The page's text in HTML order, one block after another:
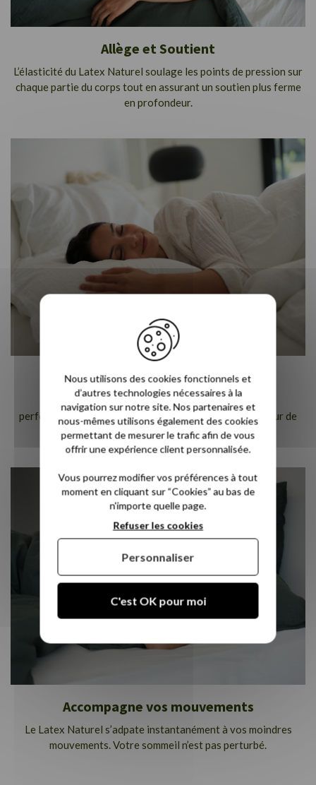
Allège et Soutient
L’élasticité du Latex Naturel soulage les points de pression sur
chaque partie du corps tout en assurant un soutien plus ferme
en profondeur.
Dissipe la chaleur excessive
Des milliers de cellules ouvertes associées à 9000
perforations améliorent la circulation de l’air à l’intérieur de
votre matelas. Votre sommeil devient réparateur.
Accompagne vos mouvements
Le Latex Naturel s’adpate instantanément à vos moindres
mouvements. Votre sommeil n’est pas perturbé.
Nous utilisons des cookies fonctionnels et
d’autres technologies nécessaires à la
navigation sur notre site. Nos partenaires et
nous-mêmes utilisons également des cookies
permettant de mesurer le trafic afin de vous
offrir une expérience client personnalisée.
Vous pourrez modifier vos préférences à tout
moment en cliquant sur “Cookies” au bas de
n'importe quelle page.
C'est OK pour moi
Refuser les cookies
Personnaliser